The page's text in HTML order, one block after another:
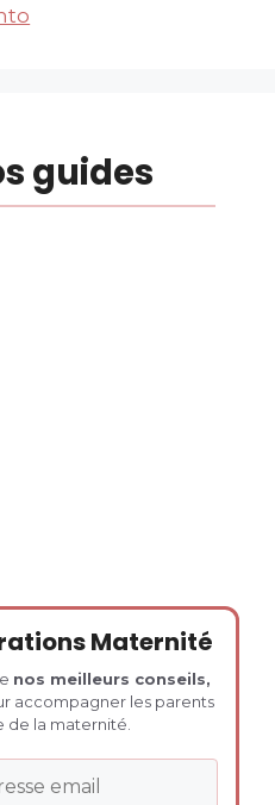
guides
Maternité
nos meilleurs conseils,
accompagner les parents
de la maternité.